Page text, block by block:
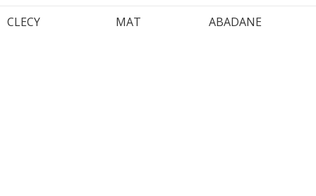
CLECY MAT ABADANE